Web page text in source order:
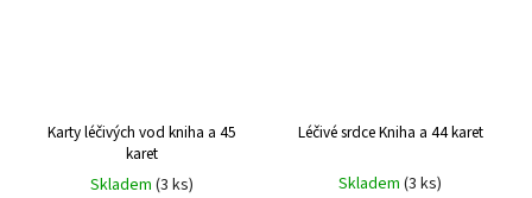
Karty léčivých vod kniha a 45
karet
Skladem (3 ks)
Léčivé srdceKniha a 44 karet
Skladem (3 ks)